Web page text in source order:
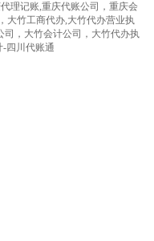
理记账,重庆代账公司，重庆会
大竹工商代办,大竹代办营业执
司，大竹会计公司，大竹代办执
-四川代账通